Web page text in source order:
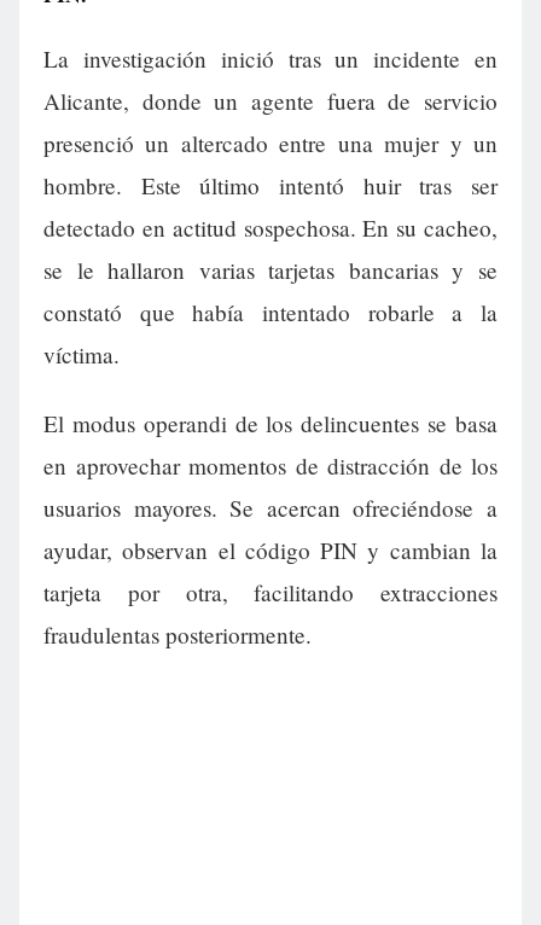
La investigación inició tras un incidente en
Alicante, donde un agente fuera de servicio
presenció un altercado entre una mujer y un
hombre. Este último intentó huir tras ser
detectado en actitud sospechosa. En su cacheo,
se le hallaron varias tarjetas bancarias y se
constató que había intentado robarle a la
víctima.
El modus operandi de los delincuentes se basa
en aprovechar momentos de distracción de los
usuarios mayores. Se acercan ofreciéndose a
ayudar, observan el código PIN y cambian la
tarjeta por otra, facilitando extracciones
fraudulentas posteriormente.